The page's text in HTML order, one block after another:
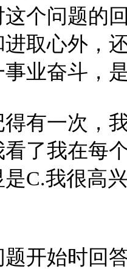
问题的回
取心外，
业奋斗，
一次，我
看了我在每
C.我很高
始时回答